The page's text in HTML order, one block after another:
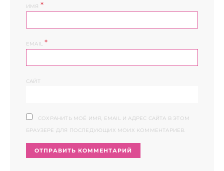
ИМЯ *
EMAIL*
САЙТ
СОХРАНИТЬ МОЁ ИМЯ, EMAIL И АДРЕС САЙТА В ЭТОМ
БРАУЗЕРЕ ДЛЯ ПОСЛЕДУЮЩИХ МОИХ КОММЕНТАРИЕВ.